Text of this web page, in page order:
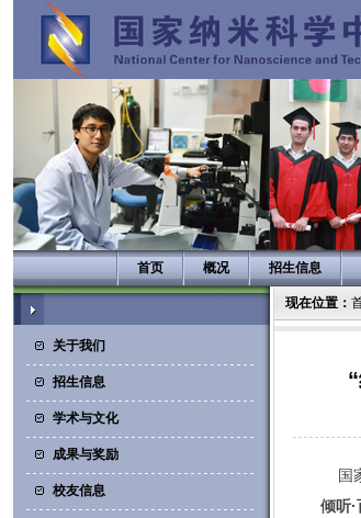
首页 概况 招生信息
关于我们
招生信息
学术与文化
成果与奖励
校友信息
现在位置：
国
倾听